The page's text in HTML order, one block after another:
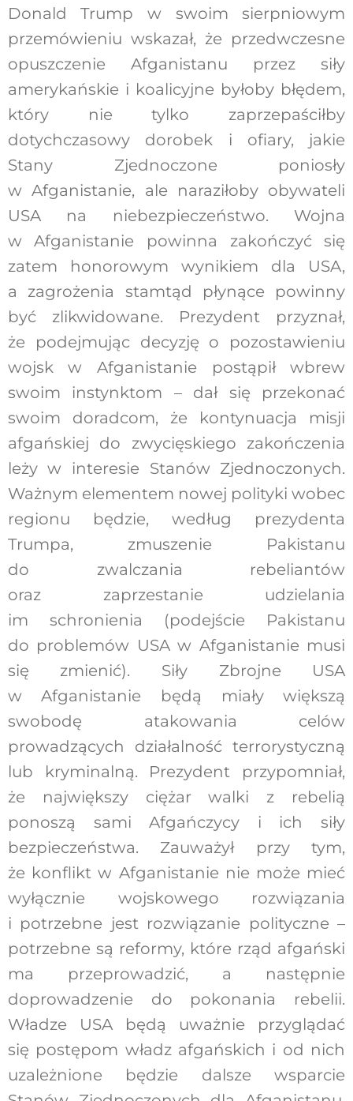
Donald Trump w swoim sierpniowym
przemówieniu wskazał, że przedwczesne
opuszczenie Afganistanu przez siły
amerykańskie i koalicyjne byłoby błędem,
który nie tylko zaprzepaściłby
dotychczasowy dorobek i ofiary, jakie
Stany Zjednoczone poniosły
w Afganistanie, ale naraziłoby obywateli
USA na niebezpieczeństwo. Wojna
w Afganistanie powinna zakończyć się
zatem honorowym wynikiem dla USA,
a zagrożenia stamtąd płynące powinny
być zlikwidowane. Prezydent przyznał,
że podejmując decyzję o pozostawieniu
wojsk w Afganistanie postąpił wbrew
swoim instynktom – dał się przekonać
swoim doradcom, że kontynuacja misji
afgańskiej do zwycięskiego zakończenia
leży w interesie Stanów Zjednoczonych.
Ważnym elementem nowej polityki wobec
regionu będzie, według prezydenta
Trumpa, zmuszenie Pakistanu
do zwalczania rebeliantów
oraz zaprzestanie udzielania
im schronienia (podejście Pakistanu
do problemów USA w Afganistanie musi
się zmienić). Siły Zbrojne USA
w Afganistanie będą miały większą
swobodę atakowania celów
prowadzących działalność terrorystyczną
lub kryminalną. Prezydent przypomniał,
że największy ciężar walki z rebelią
ponoszą sami Afgańczycy i ich siły
bezpieczeństwa. Zauważył przy tym,
że konflikt w Afganistanie nie może mieć
wyłącznie wojskowego rozwiązania
i potrzebne jest rozwiązanie polityczne –
potrzebne są reformy, które rząd afgański
ma przeprowadzić, a następnie
doprowadzenie do pokonania rebelii.
Władze USA będą uważnie przyglądać
się postępom władz afgańskich i od nich
uzależnione będzie dalsze wsparcie